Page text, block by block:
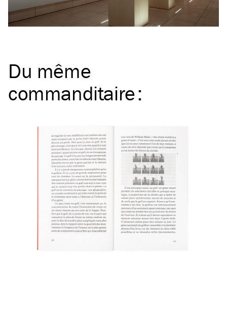
Du même
commanditaire: